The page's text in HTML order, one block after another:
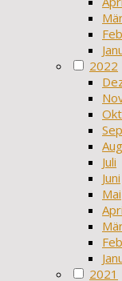
2022
Juli
Juni
Mai
2021